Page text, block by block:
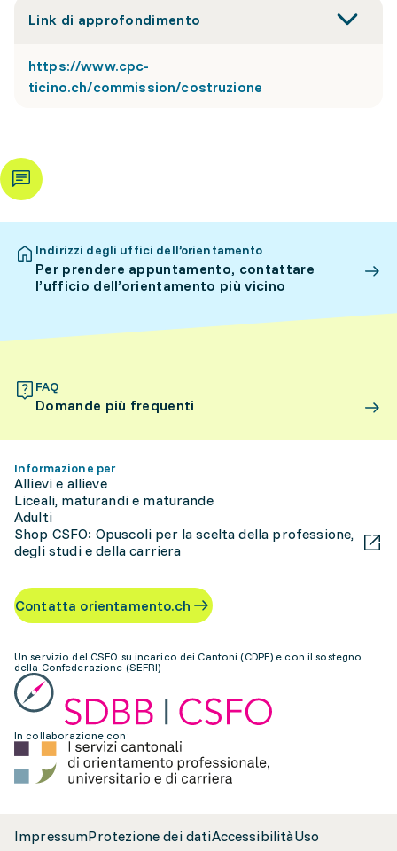
Link di approfondimento
https://www.cpc-
ticino.ch/commission/costruzione
Indirizzi degli uffici dell’orientamento
Per prendere appuntamento, contattare
l’ufficio dell’orientamento più vicino
FAQ
Domande più frequenti
Informazione per
Allievi e allieve
Liceali, maturandi e maturande
Adulti
Shop CSFO: Opuscoli per la scelta della professione,
degli studi e della carriera
Contatta orientamento.ch
Un servizio del CSFO su incarico dei Cantoni (CDPE) e con il sostegno
della Confederazione (SEFRI)
In collaborazione con:
ImpressumProtezione dei datiAccessibilitàUso